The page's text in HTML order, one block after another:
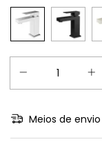
Meios de envio